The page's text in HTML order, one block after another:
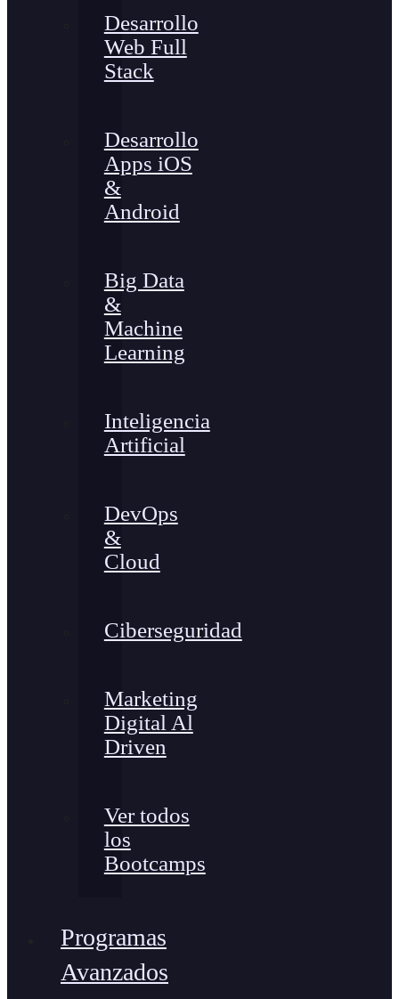
Desarrollo
Web Full
Stack
Desarrollo
Apps iOS
&
Android
Big Data
&
Machine
Learning
Inteligencia
Artificial
DevOps
&
Cloud
Ciberseguridad
Marketing
Digital Al
Driven
Ver todos
los
Bootcamps
Programas
Avanzados